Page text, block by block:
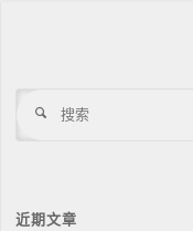
搜
近期文章